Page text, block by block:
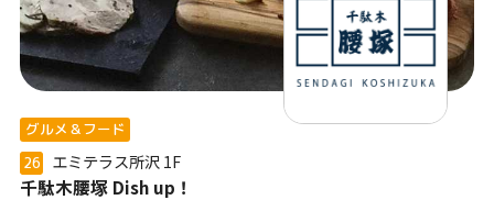
グルメ＆フード
26
エミテラス所沢 1F
千駄木腰塚 Dish up！